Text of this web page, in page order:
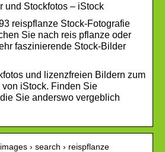
und Stockfotos – iStock
reispflanze Stock-Fotografie
Sie nach reis pflanze oder
faszinierende Stock-Bilder
und lizenzfreien Bildern zum
iStock. Finden Sie
Sie anderswo vergeblich
› search › reispflanze